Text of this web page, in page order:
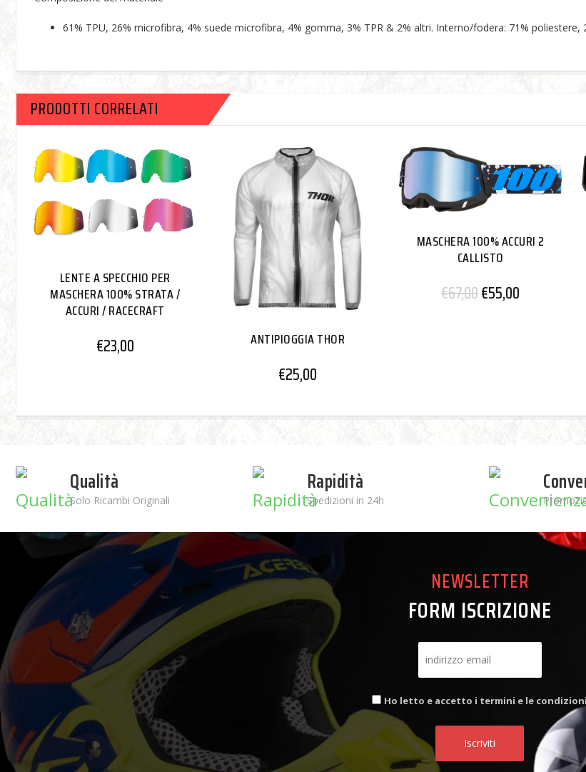
61% TPU, 26% microfibra, 4% suede microfibra, 4% gomma, 3% TPR & 2% altri. Interno/fodera: 71%
PRODOTTI CORRELATI
LENTE A SPECCHIO PER
MASCHERA 100% STRATA /
ACCURI / RACECRAFT
€23,00 ANTIPIOGGIA THOR
€25,00
MASCHERA 100% ACCURI 2
CALLISTO
€67,00€55,00
Qualità
Solo Ricambi Originali
Rapidità
Spedizioni in 24h
NEWSLETTER
FORM ISCRIZIONE
Ho letto e accetto i termini e le condizioni